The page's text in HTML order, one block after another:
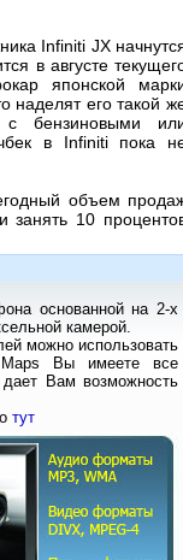
Infiniti JX
в августе
японской
наделят его такой
с бензиновыми
в Infiniti пока
объем
занять 10
основанной на 2-х
камерой.
можно использовать
Maps Вы имеете все
Вам возможность
тут